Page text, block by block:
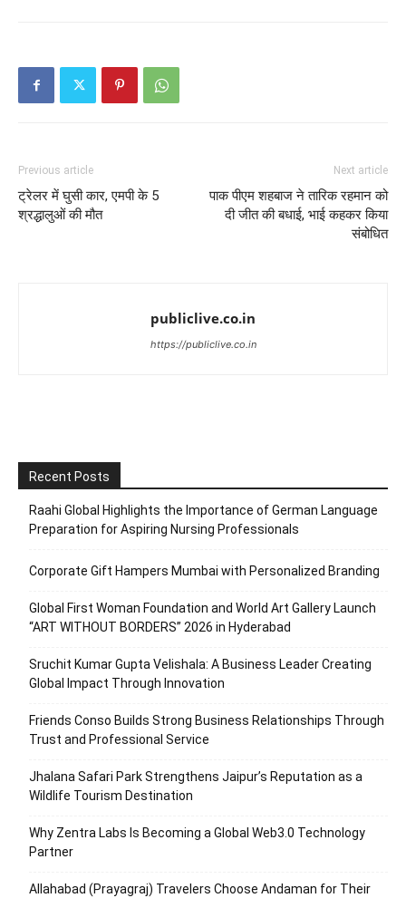
Previous article
ट्रेलर में घुसी कार, एमपी के 5
श्रद्धालुओं की मौत
Next article
पाक पीएम शहबाज ने तारिक रहमान को
दी जीत की बधाई, भाई कहकर किया
संबोधित
publiclive.co.in
https://publiclive.co.in
Recent Posts
Raahi Global Highlights the Importance of German Language
Preparation for Aspiring Nursing Professionals
Corporate Gift Hampers Mumbai with Personalized Branding
Global First Woman Foundation and World Art Gallery Launch
“ART WITHOUT BORDERS” 2026 in Hyderabad
Sruchit Kumar Gupta Velishala: A Business Leader Creating
Global Impact Through Innovation
Friends Conso Builds Strong Business Relationships Through
Trust and Professional Service
Jhalana Safari Park Strengthens Jaipur’s Reputation as a
Wildlife Tourism Destination
Why Zentra Labs Is Becoming a Global Web3.0 Technology
Partner
Allahabad (Prayagraj) Travelers Choose Andaman for Their